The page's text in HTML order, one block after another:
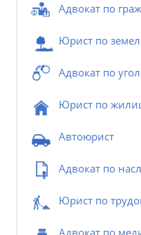
Адвокат по
Юрист по
Адвокат по
Юрист по
Автоюрист
Адвокат по
Юрист по